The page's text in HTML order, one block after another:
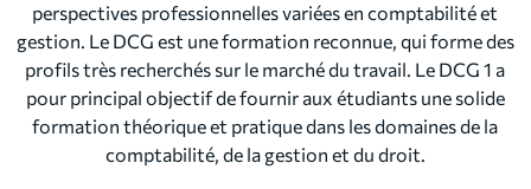
perspectives professionnelles variées en comptabilité et
gestion. Le DCG est une formation reconnue, qui forme des
profils très recherchés sur le marché du travail. Le DCG 1 a
pour principal objectif de fournir aux étudiants une solide
formation théorique et pratique dans les domaines de la
comptabilité, de la gestion et du droit.